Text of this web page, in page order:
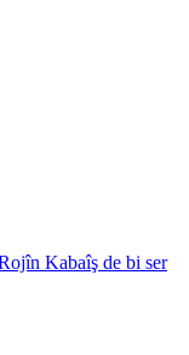
Kabaîş de bi ser